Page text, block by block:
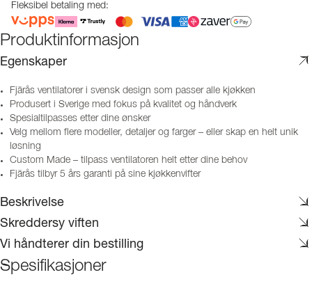
Fleksibel betaling med:
Produktinformasjon
Egenskaper
Fjärås ventilatorer i svensk design som passer alle kjøkken
Produsert i Sverige med fokus på kvalitet og håndverk
Spesialtilpasses etter dine ønsker
Velg mellom flere modeller, detaljer og farger – eller skap en helt unik
løsning
Custom Made – tilpass ventilatoren helt etter dine behov
Fjärås tilbyr 5 års garanti på sine kjøkkenvifter
Beskrivelse
Skreddersy viften
Vi håndterer din bestilling
Spesifikasjoner